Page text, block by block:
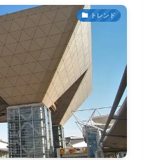
トレンド